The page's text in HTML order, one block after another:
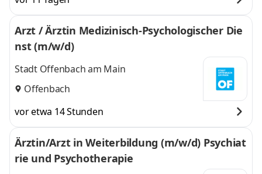
Arzt / Ärztin Medizinisch-Psychologischer Die
nst (m/w/d)
Stadt Offenbach am Main
Offenbach
vor etwa 14 Stunden
Ärztin/Arzt in Weiterbildung (m/w/d) Psychiat
rie und Psychotherapie